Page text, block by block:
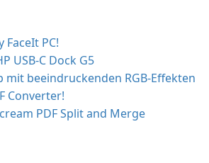
PC!
USB-C Dock G5
mit beeindruckenden RGB-Effekten
Converter!
PDF Split and Merge